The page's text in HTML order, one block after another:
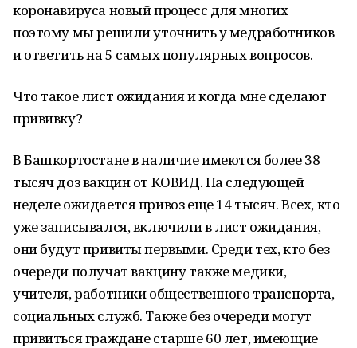
коронавируса новый процесс для многих
поэтому мы решили уточнить у медработников
и ответить на 5 самых популярных вопросов.
Что такое лист ожидания и когда мне сделают
прививку?
В Башкортостане в наличие имеются более 38
тысяч доз вакцин от КОВИД. На следующей
неделе ожидается привоз еще 14 тысяч. Всех, кто
уже записывался, включили в лист ожидания,
они будут привиты первыми. Среди тех, кто без
очереди получат вакцину также медики,
учителя, работники общественного транспорта,
социальных служб. Также без очереди могут
привиться граждане старше 60 лет, имеющие